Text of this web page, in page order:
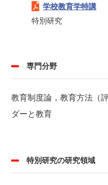
学校教育学特講
特別研究
専門分野
教育制度論，教育方法（
ダーと教育
特別研究の研究領域